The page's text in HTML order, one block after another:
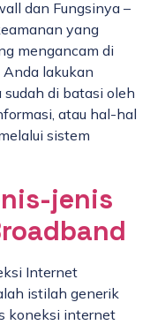
dan Fungsinya –
yang
mengancam di
lakukan
di batasi oleh
atau hal-hal
sistem
jenis
Internet
istilah generik
koneksi internet